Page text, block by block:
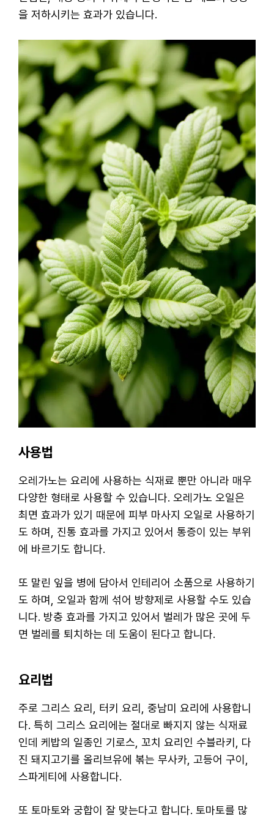
을 저하시키는 효과가 있습니다.
사용법
오레가노는 요리에 사용하는 식재료 뿐만 아니라 매우
다양한 형태로 사용할 수 있습니다. 오레가노 오일은
최면 효과가 있기 때문에 피부 마사지 오일로 사용하기
도 하며, 진통 효과를 가지고 있어서 통증이 있는 부위
에 바르기도 합니다.
또 말린 잎을 병에 담아서 인테리어 소품으로 사용하기
도 하며, 오일과 함께 섞어 방향제로 사용할 수도 있습
니다. 방충 효과를 가지고 있어서 벌레가 많은 곳에 두
면 벌레를 퇴치하는 데 도움이 된다고 합니다.
요리법
주로 그리스 요리, 터키 요리, 중남미 요리에 사용합니
다. 특히 그리스 요리에는 절대로 빠지지 않는 식재료
인데 케밥의 일종인 기로스, 꼬치 요리인 수블라키, 다
진 돼지고기를 올리브유에 볶는 무사카, 고등어 구이,
스파게티에 사용합니다.
또 토마토와 궁합이 잘 맞는다고 합니다. 토마토를 많